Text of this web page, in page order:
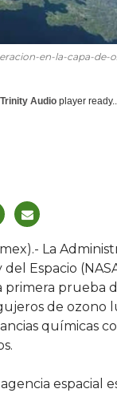
en-la-capa-de-
Trinity Audio player ready...
La
Espacio
primera prueba
de ozono
químicas
espacial